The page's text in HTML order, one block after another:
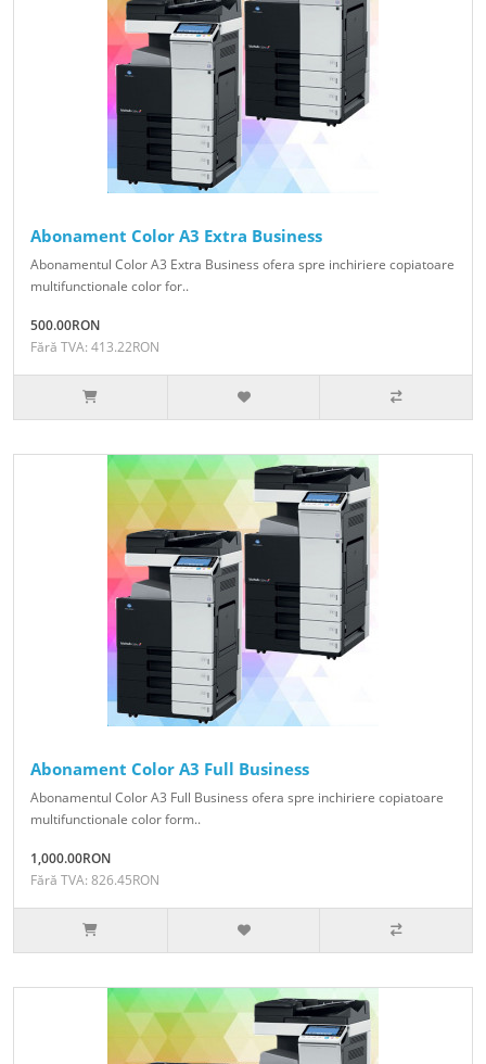
Abonament Color A3 Extra Business
Abonamentul Color A3 Extra Business ofera spre inchiriere copiatoare
multifunctionale color for..
500.00RON
Fără TVA: 413.22RON
Abonament Color A3 Full Business
Abonamentul Color A3 Full Business ofera spre inchiriere copiatoare
multifunctionale color form..
1,000.00RON
Fără TVA: 826.45RON